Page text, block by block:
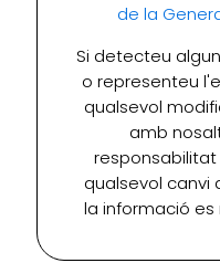
de la
Si detecteu
o representeu
qualsevol
amb
qualsevol canvi
la informació